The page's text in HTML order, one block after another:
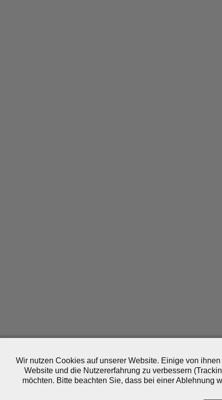
Wir nutzen Cookies auf unserer Website. Einige von
Website und die Nutzererfahrung zu verbessern
möchten. Bitte beachten Sie, dass bei einer Ablehnung